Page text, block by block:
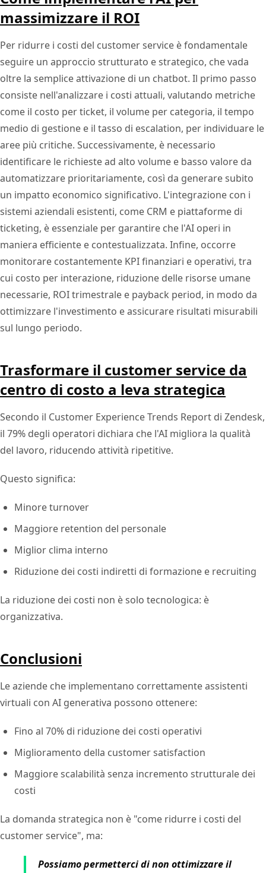
massimizzare il ROI
Per ridurre i costi del customer service è fondamentale
seguire un approccio strutturato e strategico, che vada
oltre la semplice attivazione di un chatbot. Il primo passo
consiste nell'analizzare i costi attuali, valutando metriche
come il costo per ticket, il volume per categoria, il tempo
medio di gestione e il tasso di escalation, per individuare le
aree più critiche. Successivamente, è necessario
identificare le richieste ad alto volume e basso valore da
automatizzare prioritariamente, così da generare subito
un impatto economico significativo. L'integrazione con i
sistemi aziendali esistenti, come CRM e piattaforme di
ticketing, è essenziale per garantire che l'AI operi in
maniera efficiente e contestualizzata. Infine, occorre
monitorare costantemente KPI finanziari e operativi, tra
cui costo per interazione, riduzione delle risorse umane
necessarie, ROI trimestrale e payback period, in modo da
ottimizzare l'investimento e assicurare risultati misurabili
sul lungo periodo.
Trasformare il customer service da
centro di costo a leva strategica
Secondo il Customer Experience Trends Report di Zendesk,
il 79% degli operatori dichiara che l'AI migliora la qualità
del lavoro, riducendo attività ripetitive.
Questo significa:
Minore turnover
Maggiore retention del personale
Miglior clima interno
Riduzione dei costi indiretti di formazione e recruiting
La riduzione dei costi non è solo tecnologica: è
organizzativa.
Conclusioni
Le aziende che implementano correttamente assistenti
virtuali con AI generativa possono ottenere:
Fino al 70% di riduzione dei costi operativi
Miglioramento della customer satisfaction
Maggiore scalabilità senza incremento strutturale dei
costi
La domanda strategica non è "come ridurre i costi del
customer service", ma:
Possiamo permetterci di non ottimizzare il